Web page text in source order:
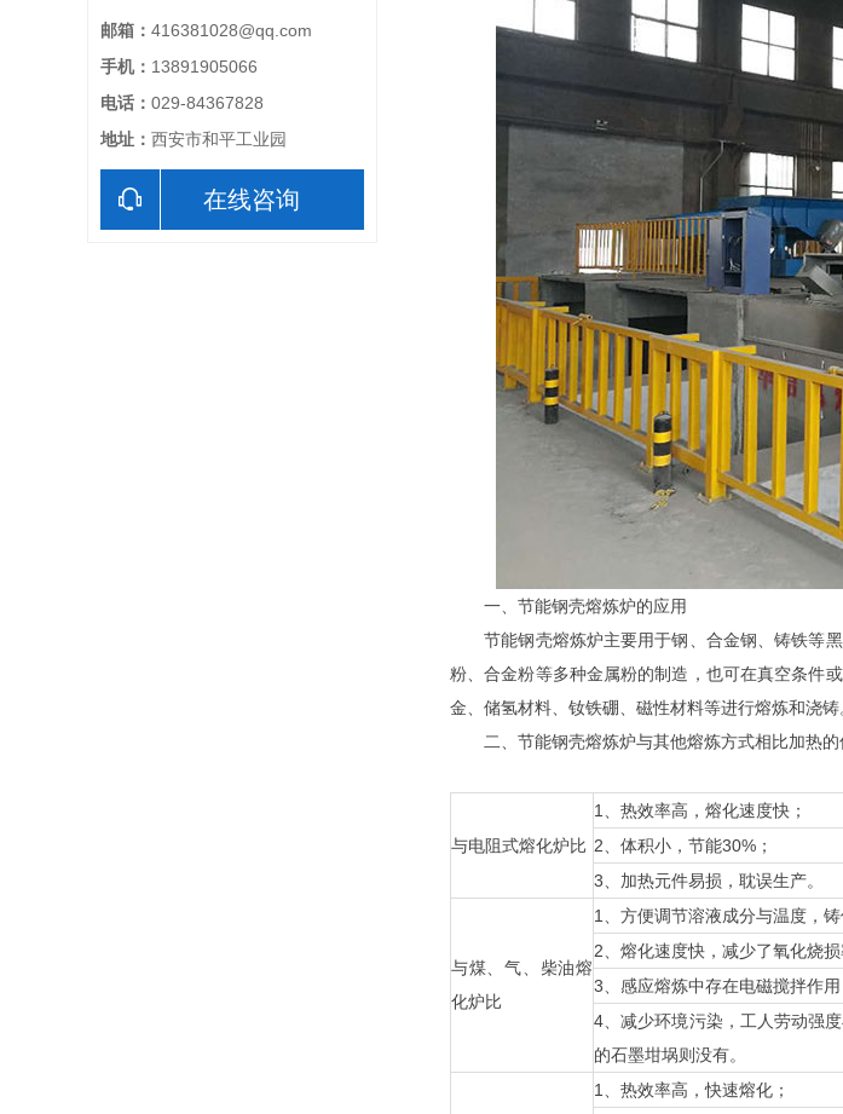
邮箱： 416381028@qq.com
手机： 13891905066
电话： 029-84367828
地址： 西安市和平工业园
在线咨询
一、节能钢壳熔炼炉的应用
节能钢壳熔炼炉主要用于钢、合金钢、铸铁等黑
粉、合金粉等多种金属粉的制造，也可在真空条件
金、储氢材料、钕铁硼、磁性材料等进行熔炼和浇铸
二、节能钢壳熔炼炉与其他熔炼方式相比加热的
与电阻式熔化炉比
1、热效率高，熔化速度快；
2、体积小，节能30%；
3、加热元件易损，耽误生产。
与煤、气、柴油熔
化炉比
1、方便调节溶液成分与温度，
2、熔化速度快，减少了氧化烧损
3、感应熔炼中存在电磁搅拌作
4、减少环境污染，工人劳动强
的石墨坩埚则没有。
1、热效率高，快速熔化；